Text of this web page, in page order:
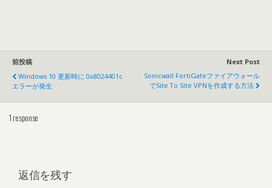
前投稿
Windows 10 更新時に 0x8024401c
エラーが発生
Next Post
Sonicwall FortiGateファイアウォール
でSite To Site VPNを作成する方法
1response
返信を残す